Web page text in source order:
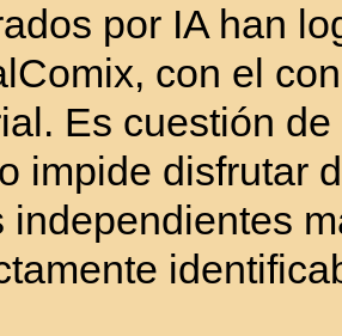
por IA han
con el
Es cuestión
impide disfrutar
independientes